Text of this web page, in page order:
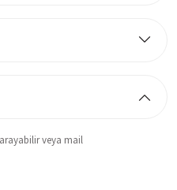
veya mail